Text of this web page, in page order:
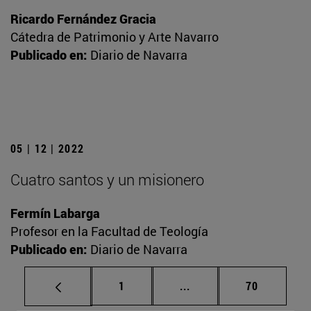
Ricardo Fernández Gracia
Cátedra de Patrimonio y Arte Navarro
Publicado en: Diario de Navarra
05 | 12 | 2022
Cuatro santos y un misionero
Fermín Labarga
Profesor en la Facultad de Teología
Publicado en: Diario de Navarra
Página
1 ... Páginas intermedias
Página
70